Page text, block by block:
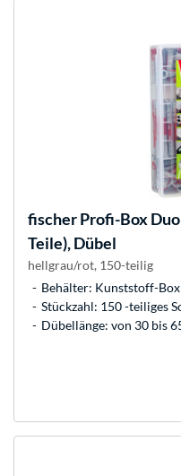
fischerProfi-Box
Teile), Dübel
hellgrau/rot, 150-teilig
Behälter: Kunststoff-Box
Stückzahl: 150 -teiliges
Dübellänge: von 30 bis